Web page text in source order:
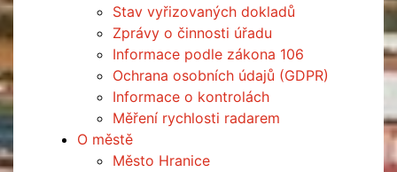
Stav vyřizovaných dokladů
Zprávy o činnosti úřadu
Informace podle zákona 106
Ochrana osobních údajů (GDPR)
Informace o kontrolách
Měření rychlosti radarem
O městě
Město Hranice